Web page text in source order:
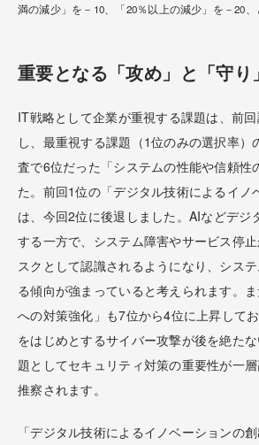
満の減少」を－10、「20％以上の減少」を－20、
重要となる「攻め」と「守
IT戦略として企業が重視する課題は、前
し、最重視する課題（1位のみの選択率）
査で6位だった「システムの性能や信頼性
た。前回1位の「デジタル技術によるイノ
は、今回2位に後退しました。AIなどデジ
する一方で、システム障害やサービス停
スクとして認識されるようになり、シス
る傾向が強まっていると考えられます。
への対策強化」も7位から4位に上昇して
をはじめとするサイバー攻撃が後を絶た
題としてセキュリティ対策の重要性が一
推察されます。
「デジタル技術によるイノベーションの